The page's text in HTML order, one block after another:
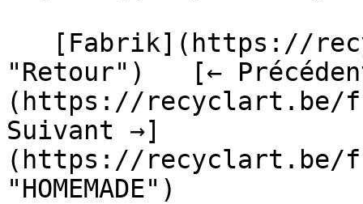
"Retour")   [←
(https://recyclart.be/
Suivant →]
(https://recyclart.be/
"HOMEMADE")